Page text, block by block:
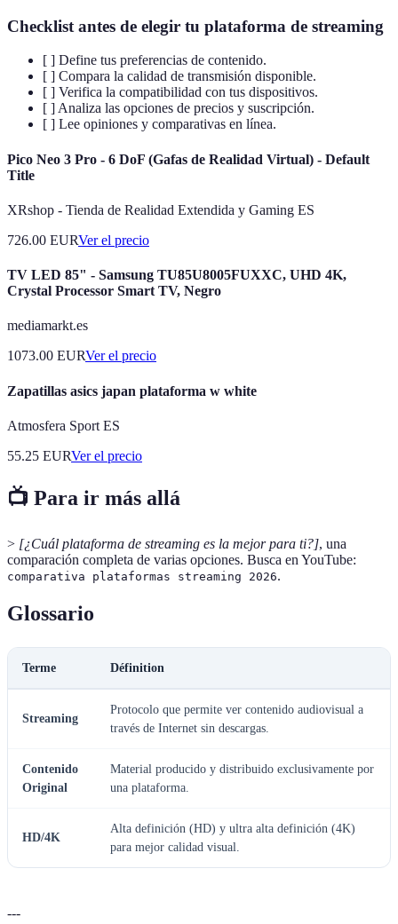
Checklist antes de elegir tu plataforma de streaming
[ ] Define tus preferencias de contenido.
[ ] Compara la calidad de transmisión disponible.
[ ] Verifica la compatibilidad con tus dispositivos.
[ ] Analiza las opciones de precios y suscripción.
[ ] Lee opiniones y comparativas en línea.
Pico Neo 3 Pro - 6 DoF (Gafas de Realidad Virtual) - Default
Title
XRshop - Tienda de Realidad Extendida y Gaming ES
726.00 EURVer el precio
TV LED 85" - Samsung TU85U8005FUXXC, UHD 4K,
Crystal Processor Smart TV, Negro
mediamarkt.es
1073.00 EURVer el precio
Zapatillas asics japan plataforma w white
Atmosfera Sport ES
55.25 EURVer el precio
📺 Para ir más allá
> [¿Cuál plataforma de streaming es la mejor para ti?], una
comparación completa de varias opciones. Busca en YouTube:
comparativa plataformas streaming 2026.
Glossario
Terme Définition
Streaming
Protocolo que permite ver contenido audiovisual a
través de Internet sin descargas.
Contenido
Original
Material producido y distribuido exclusivamente por
una plataforma.
HD/4K
Alta definición (HD) y ultra alta definición (4K)
para mejor calidad visual.
---